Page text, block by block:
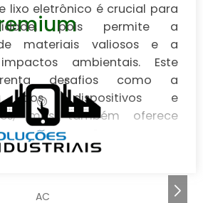
lixo eletrônico é crucial para
pois permite a
materiais valiosos e a
ambientais. Este
desafios como a
dos dispositivos e
mas também oferece
para inovação e novos
iniciar um negócio na área, é
estratégico e investir em
AC